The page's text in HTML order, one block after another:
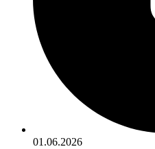
01.06.2026